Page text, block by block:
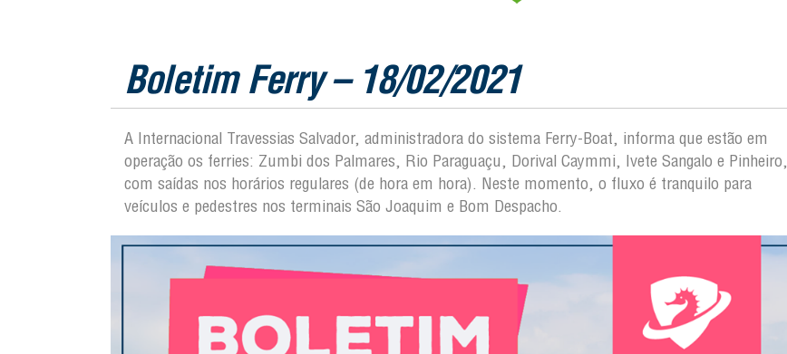
Boletim Ferry – 18/02/2021
A Internacional Travessias Salvador, administradora do sistema Ferry-Boat, informa que estão em
operação os ferries: Zumbi dos Palmares, Rio Paraguaçu, Dorival Caymmi, Ivete Sangalo e Pinheiro,
com saídas nos horários regulares (de hora em hora). Neste momento, o fluxo é tranquilo para
veículos e pedestres nos terminais São Joaquim e Bom Despacho.